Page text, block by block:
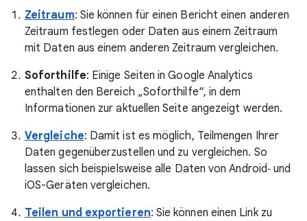
Zeitraum: Sie können für einen Bericht einen anderen
Zeitraum festlegen oder Daten aus einem Zeitraum
mit Daten aus einem anderen Zeitraum vergleichen.
Soforthilfe: Einige Seiten in Google Analytics
enthalten den Bereich „Soforthilfe“, in dem
Informationen zur aktuellen Seite angezeigt werden.
Vergleiche: Damit ist es möglich, Teilmengen Ihrer
Daten gegenüberzustellen und zu vergleichen. So
lassen sich beispielsweise alle Daten von Android‑ und
iOS-Geräten vergleichen.
Teilen und exportieren: Sie können einen Link zu